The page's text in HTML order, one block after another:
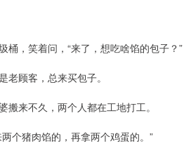
桶，笑着问，“来了，想吃啥馅的包子？”
老顾客，总来买包子。
搬来不久，两个人都在工地打工。
个猪肉馅的，再拿两个鸡蛋的。”